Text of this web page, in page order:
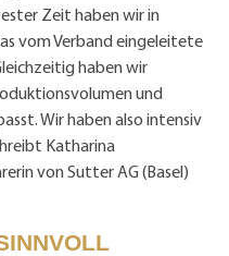
Zeit haben wir in
vom Verband eingeleitete
haben wir
und
Wir haben also intensiv
Katharina
von Sutter AG (Basel)